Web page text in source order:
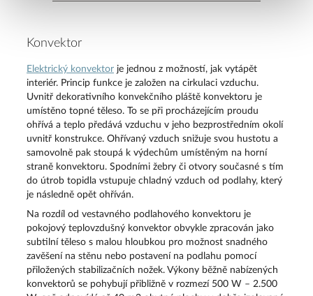
Konvektor
Elektrický konvektor je jednou z možností, jak vytápět
interiér. Princip funkce je založen na cirkulaci vzduchu.
Uvnitř dekorativního konvekčního pláště konvektoru je
umístěno topné těleso. To se při procházejícím proudu
ohřívá a teplo předává vzduchu v jeho bezprostředním okolí
uvnitř konstrukce. Ohřívaný vzduch snižuje svou hustotu a
samovolně pak stoupá k výdechům umístěným na horní
straně konvektoru. Spodními žebry či otvory současné s tím
do útrob topidla vstupuje chladný vzduch od podlahy, který
je následně opět ohříván.
Na rozdíl od vestavného podlahového konvektoru je
pokojový teplovzdušný konvektor obvykle zpracován jako
subtilní těleso s malou hloubkou pro možnost snadného
zavěšení na stěnu nebo postavení na podlahu pomocí
přiložených stabilizačních nožek. Výkony běžně nabízených
konvektorů se pohybují přibližně v rozmezí 500 W – 2.500